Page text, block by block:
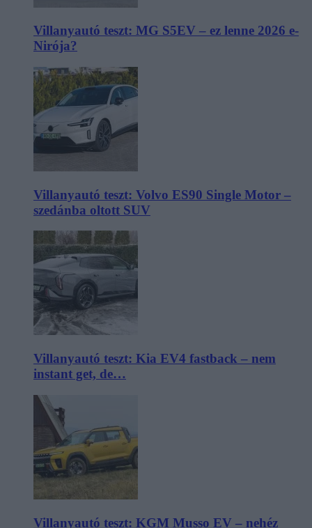
Villanyautó teszt: MG S5EV – ez lenne 2026 e-
Nirója?
Villanyautó teszt: Volvo ES90 Single Motor –
szedánba oltott SUV
Villanyautó teszt: Kia EV4 fastback – nem
instant get, de…
Villanyautó teszt: KGM Musso EV – nehéz